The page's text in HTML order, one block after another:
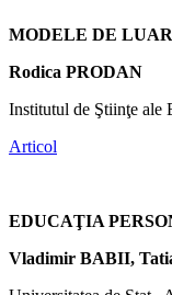
MODELE DE
Rodica PRODAN
Institutul de Ştiinţe ale
Articol
EDUCAŢIA
Vladimir BABII,